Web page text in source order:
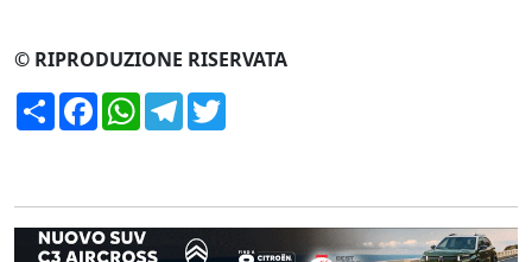
© RIPRODUZIONE RISERVATA
CondividiFacebookWhatsApp
Telegram